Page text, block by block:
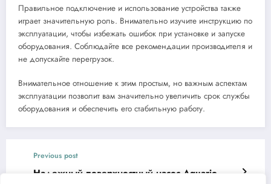
Правильное подключение и использование устройства также
играет значительную роль. Внимательно изучите инструкцию по
эксплуатации, чтобы избежать ошибок при установке и запуске
оборудования. Соблюдайте все рекомендации производителя и
не допускайте перегрузок.
Внимательное отношение к этим простым, но важным аспектам
эксплуатации позволит вам значительно увеличить срок службы
оборудования и обеспечить его стабильную работу.
Previous post
Надежный поверхностный насос Aquario